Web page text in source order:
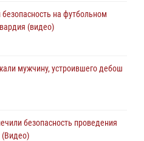
на футбольном
(видео)
мужчину, устроившего дебош
безопасность проведения
(Видео)